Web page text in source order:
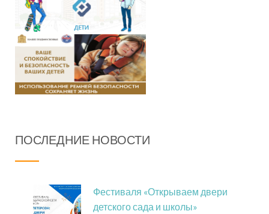
ПОСЛЕДНИЕ НОВОСТИ
Фестиваля «Открываем двери
детского сада и школы»